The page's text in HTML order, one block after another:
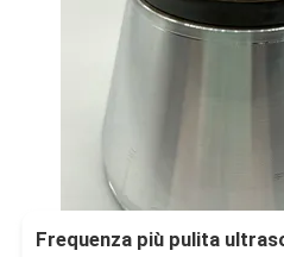
Frequenza più pulita